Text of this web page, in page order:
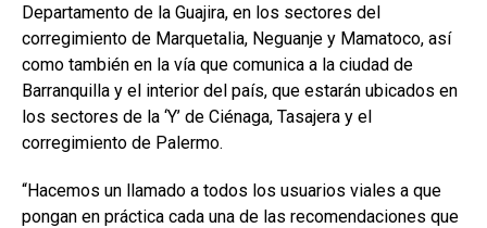
Departamento de la Guajira, en los sectores del
corregimiento de Marquetalia, Neguanje y Mamatoco, así
como también en la vía que comunica a la ciudad de
Barranquilla y el interior del país, que estarán ubicados en
los sectores de la ‘Y’ de Ciénaga, Tasajera y el
corregimiento de Palermo.
“Hacemos un llamado a todos los usuarios viales a que
pongan en práctica cada una de las recomendaciones que